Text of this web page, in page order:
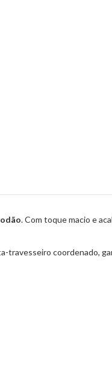
. Com toque macio e
travesseiro coordenado,